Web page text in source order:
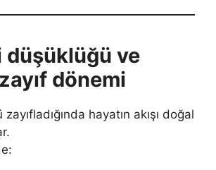
düşüklüğü ve
zayıf dönemi
hayatın akışı doğal